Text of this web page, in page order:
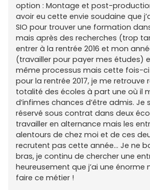
option : Montage et post-
avoir eu cette envie soudaine que
SIO pour trouver une formation
mais après des recherches (trop
entrer à la rentrée 2016 et mon
(travailler pour payer mes études)
même processus mais cette fois-
pour la rentrée 2017, je me retrouve
totalité des écoles à part une où il
d’infimes chances d’être admis. Je
réservé sous contrat dans deux
travailler en alternance mais les
alentours de chez moi et de ces
recrutent pas cette année… Je ne
bras, je continu de chercher une
heureusement que j’ai une
faire ce métier !